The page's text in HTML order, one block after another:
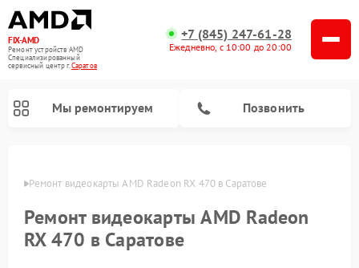
FIX-AMD
Ремонт устройств AMD
Специализированный
cервисный центр г.Саратов
+7 (845) 247-61-28
Ежедневно, с 10:00 до 20:00
Мы ремонтируем Позвонить
Ремонт видеокарты AMD Radeon RX 470 в Саратове
Ремонт видеокарты AMD Radeon
RX 470 в Саратове